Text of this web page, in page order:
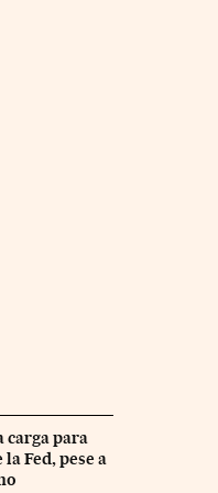
carga para
Fed, pese a